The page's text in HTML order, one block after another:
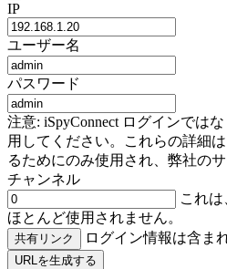
IP
ユーザー名
パスワード
注意: iSpyConnect ログインでは
用してください。これらの詳細
るためにのみ使用され、弊社の
チャンネル
これ
ほとんど使用されません。
共有リンク ログイン情報は含ま
URLを生成する